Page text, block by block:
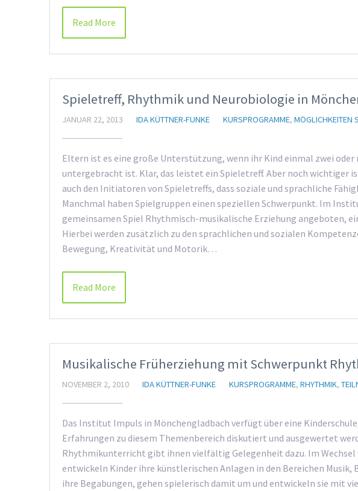
Read More
Spieletreff, Rhythmik und Neurobiologie in
JANUAR 22, 2013 IDA KÜTTNER-FUNKE KURSPROGRAMME, MÖGLICHKEITEN
Eltern ist es eine große Unterstützung, wenn ihr Kind einmal zwei
untergebracht ist. Klar, das leistet ein Spieletreff. Aber noch wichtiger
auch den Initiatoren von Spieletreffs, dass soziale und sprachliche
Manchmal haben Spielgruppen einen speziellen Schwerpunkt. Im
gemeinsamen Spiel Rhythmisch-musikalische Erziehung angeboten,
Hierbei werden zusätzlich zu den sprachlichen und sozialen
Bewegung, Kreativität und Motorik…
Read More
Musikalische Früherziehung mit Schwerpunkt
NOVEMBER 2, 2010 IDA KÜTTNER-FUNKE KURSPROGRAMME, RHYTHMIK,
Das Institut Impuls in Mönchengladbach verfügt über eine
Erfahrungen zu diesem Themenbereich diskutiert und ausgewertet
Rhythmikunterricht gibt ihnen vielfältig Gelegenheit dazu. Im Wechsel
entwickeln Kinder ihre künstlerischen Anlagen in den Bereichen Musik,
ihre Begabungen, gehen spielerisch damit um und entwickeln sie mit